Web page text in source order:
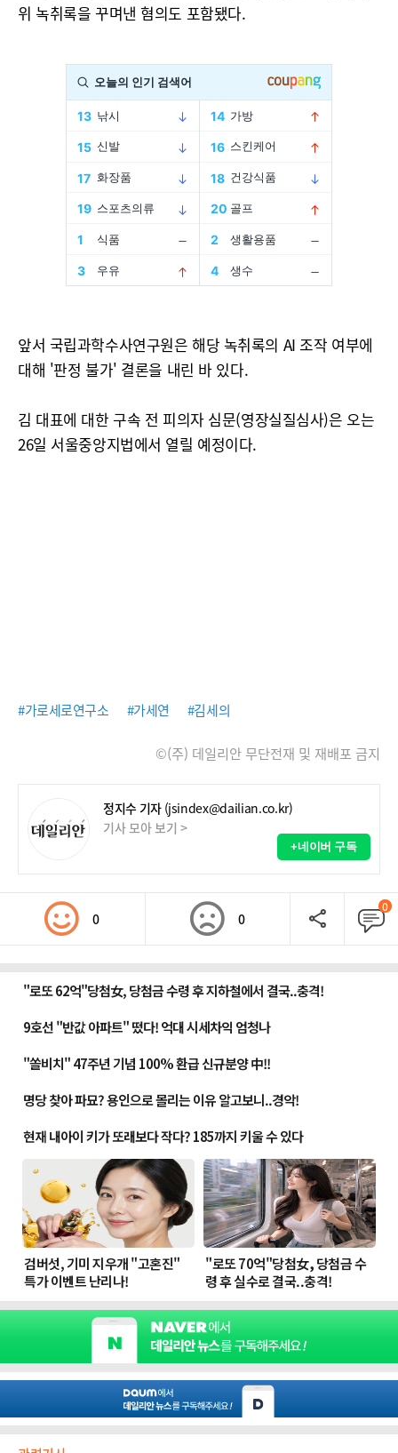
위 녹취록을 꾸며낸 혐의도 포함됐다.
앞서 국립과학수사연구원은 해당 녹취록의 AI 조작 여부에
대해 '판정 불가' 결론을 내린 바 있다.
김 대표에 대한 구속 전 피의자 심문(영장실질심사)은 오는
26일 서울중앙지법에서 열릴 예정이다.
#가로세로연구소 #가세연 #김세의
©(주) 데일리안 무단전재 및 재배포 금지
정지수 기자 (jsindex@dailian.co.kr)
기사 모아 보기 >
+네이버 구독
0 0
0